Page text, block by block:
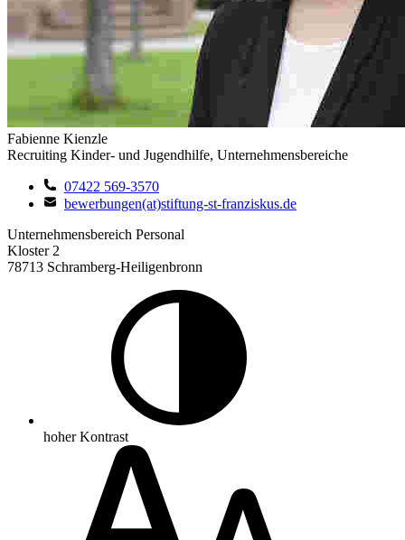
Fabienne Kienzle
Recruiting Kinder- und Jugendhilfe, Unternehmensbereiche
07422 569-3570
bewerbungen(at)stiftung-st-franziskus.de
Unternehmensbereich Personal
Kloster 2
78713 Schramberg-Heiligenbronn
hoher Kontrast